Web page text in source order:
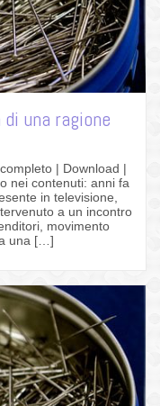
una ragione
| Download |
nei contenuti: anni fa
in televisione,
a un incontro
movimento
una […]